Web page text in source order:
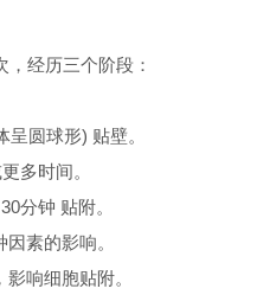
经历三个阶段：
圆球形) 贴壁。
多时间。
分钟 贴附。
素的影响。
响细胞贴附。